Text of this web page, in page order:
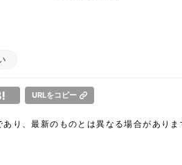
URLをコピー
り、最新のものとは異なる場合がありま